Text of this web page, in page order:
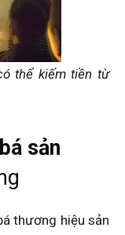
thể kiếm tiền từ
sản
thương hiệu sản